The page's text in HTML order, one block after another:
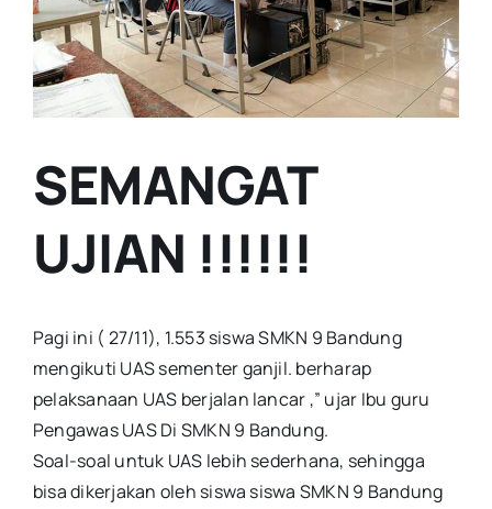
SEMANGAT
UJIAN !!!!!!
Pagi ini ( 27/11), 1.553 siswa SMKN 9 Bandung
mengikuti UAS sementer ganjil. berharap
pelaksanaan UAS berjalan lancar ,” ujar Ibu guru
Pengawas UAS Di SMKN 9 Bandung.
Soal-soal untuk UAS lebih sederhana, sehingga
bisa dikerjakan oleh siswa siswa SMKN 9 Bandung